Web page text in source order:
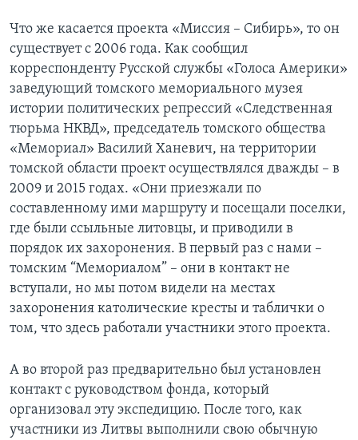
Что же касается проекта «Миссия – Сибирь», то он
существует с 2006 года. Как сообщил
корреспонденту Русской службы «Голоса Америки»
заведующий томского мемориального музея
истории политических репрессий «Следственная
тюрьма НКВД», председатель томского общества
«Мемориал» Василий Ханевич, на территории
томской области проект осуществлялся дважды – в
2009 и 2015 годах. «Они приезжали по
составленному ими маршруту и посещали поселки,
где были ссыльные литовцы, и приводили в
порядок их захоронения. В первый раз с нами –
томским “Мемориалом” – они в контакт не
вступали, но мы потом видели на местах
захоронения католические кресты и таблички о
том, что здесь работали участники этого проекта.
А во второй раз предварительно был установлен
контакт с руководством фонда, который
организовал эту экспедицию. После того, как
участники из Литвы выполнили свою обычную